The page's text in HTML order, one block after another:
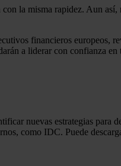
la misma rapidez. Aun
financieros europeos,
a liderar con confianza
nuevas estrategias para
como IDC. Puede